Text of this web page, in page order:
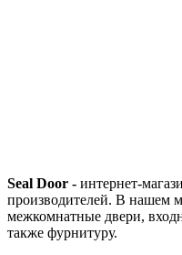
Seal Door - интернет-
производителей. В нашем
межкомнатные двери,
также фурнитуру.